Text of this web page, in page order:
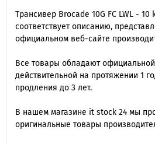
Трансивер Brocade 10G FC LWL - 10
cоответствует описанию,
официальном веб-сайте
Все товары обладают официальной
действительной на протяжении 1
продления до 3 лет.
В нашем магазине it stock 24 мы
оригинальные товары